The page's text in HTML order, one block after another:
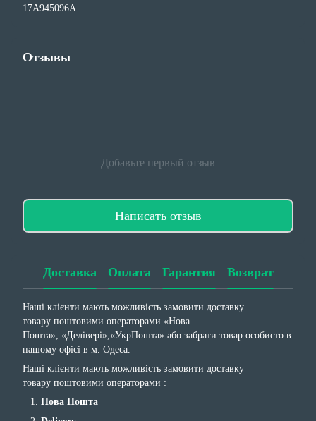
17A945096A
Отзывы
Добавьте первый отзыв
Написать отзыв
Доставка Оплата Гарантия Возврат
Наші клієнти мають можливість замовити доставку
товару поштовими операторами «Нова
Пошта», «Делівері»,«УкрПошта» або забрати товар особисто в
нашому офісі в м. Одеса.
Наші клієнти мають можливість замовити доставку
товару поштовими операторами :
Нова Пошта